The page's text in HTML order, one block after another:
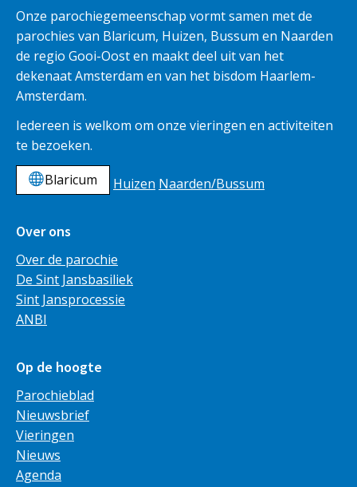
Onze parochiegemeenschap vormt samen met de
parochies van Blaricum, Huizen, Bussum en Naarden
de regio Gooi-Oost en maakt deel uit van het
dekenaat Amsterdam en van het bisdom Haarlem-
Amsterdam.
Iedereen is welkom om onze vieringen en activiteiten
te bezoeken.
Blaricum
Huizen Naarden/Bussum
Over ons
Over de parochie
De Sint Jansbasiliek
Sint Jansprocessie
ANBI
Op de hoogte
Parochieblad
Nieuwsbrief
Vieringen
Nieuws
Agenda